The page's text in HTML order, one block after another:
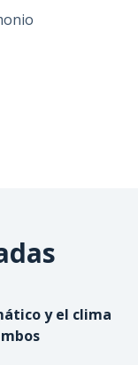
y el clima